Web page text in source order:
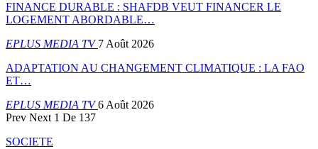
FINANCE DURABLE : SHAFDB VEUT FINANCER LE
LOGEMENT ABORDABLE…
EPLUS MEDIA TV7 Août 2026
ADAPTATION AU CHANGEMENT CLIMATIQUE : LA FAO
ET…
EPLUS MEDIA TV6 Août 2026
Prev Next 1 De 137
SOCIETE